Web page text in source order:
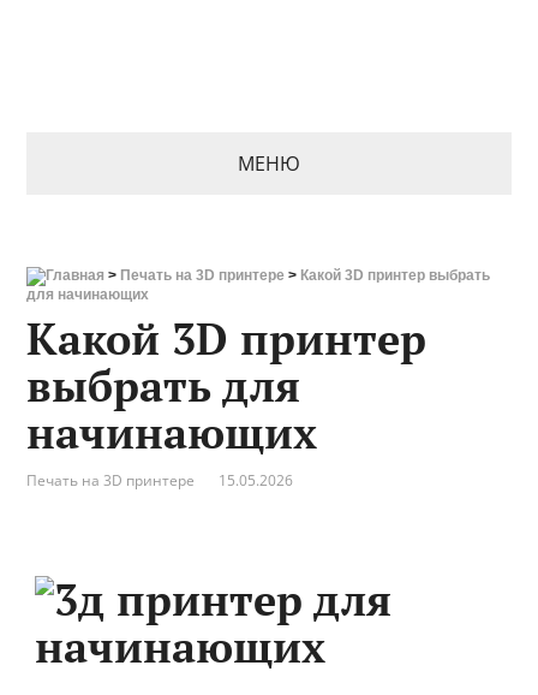
МЕНЮ
Главная > Печать на 3D принтере > Какой 3D принтер выбрать
для начинающих
Какой 3D принтер
выбрать для
начинающих
Печать на 3D принтере 15.05.2026